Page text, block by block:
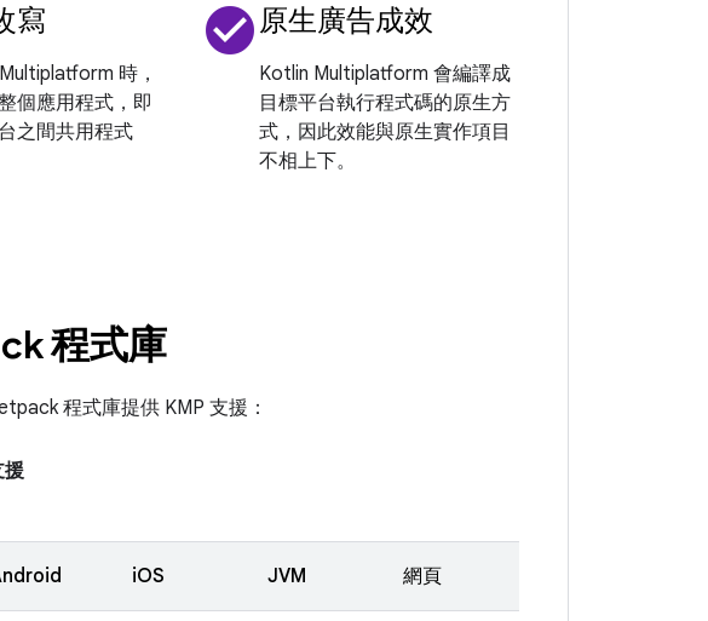
寫
時，
個應用程式，即
之間共用程式
check_circle原生廣告成效
Kotlin Multiplatform 會編譯成
目標平台執行程式碼的原生方
式，因此效能與原生實作項目
不相上下。
程式庫
程式庫提供 KMP 支援：
援
iOS JVM 網頁